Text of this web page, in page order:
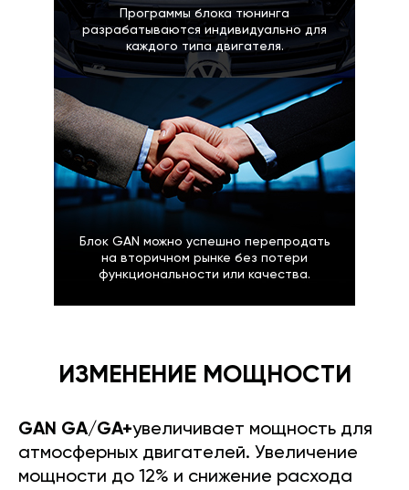
Программы блока тюнинга
разрабатываются индивидуально для
каждого типа двигателя.
Блок GAN можно успешно перепродать
на вторичном рынке без потери
функциональности или качества.
ИЗМЕНЕНИЕ МОЩНОСТИ
GAN GA/GA+увеличивает мощность для
атмосферных двигателей. Увеличение
мощности до 12% и снижение расхода